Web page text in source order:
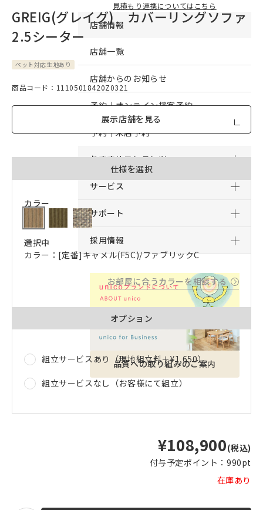
見積もり連携についてはこちら
店舗情報
店舗一覧
店舗からのお知らせ
予約｜オンライン接客予約
予約｜来店予約
おすすめコンテンツ
サービス
サポート
採用情報
品質への取り組みのご案内
GREIG(グレイグ) カバーリングソファ
2.5シーター
ペット対応生地あり
商品コード：11105018420Z0321
展示店舗を見る
仕様を選択
カラー
選択中
カラー：[定番]キャメル(F5C)/ファブリックC
お部屋に合うカラーを相談する
オプション
組立サービスあり（現地組立料＋¥1,650）
組立サービスなし（お客様にて組立）
¥108,900(税込)
付与予定ポイント： 990pt
在庫あり